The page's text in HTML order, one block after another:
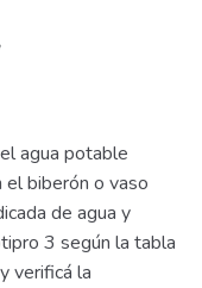
agua potable
biberón o vaso
de agua y
3 según la tabla
verificá la